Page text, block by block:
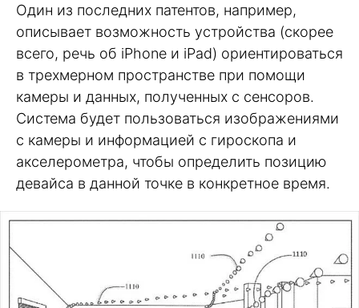
Один из последних патентов, например,
описывает возможность устройства (скорее
всего, речь об iPhone и iPad) ориентироваться
в трехмерном пространстве при помощи
камеры и данных, полученных с сенсоров.
Система будет пользоваться изображениями
с камеры и информацией с гироскопа и
акселерометра, чтобы определить позицию
девайса в данной точке в конкретное время.